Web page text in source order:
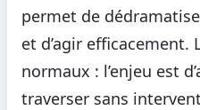
permet de
et d’agir efficacement.
normaux : l’enjeu est
traverser sans